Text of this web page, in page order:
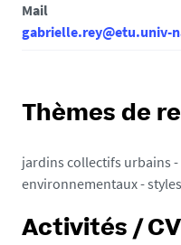
:
Mail
gabrielle.rey@etu.univ-
Thèmes de
jardins collectifs urbains
environnementaux -
Activités / CV